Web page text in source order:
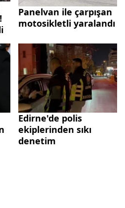
Panelvan ile çarpışan
motosikletli yaralandı
Edirne'de polis
ekiplerinden sıkı
denetim